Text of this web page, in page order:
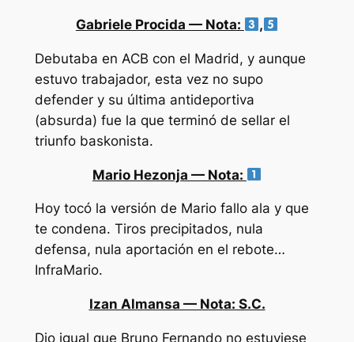
Gabriele Procida — Nota: ,
Debutaba en ACB con el Madrid, y aunque
estuvo trabajador, esta vez no supo
defender y su última antideportiva
(absurda) fue la que terminó de sellar el
triunfo baskonista.
Mario Hezonja — Nota:
Hoy tocó la versión de Mario fallo ala y que
te condena. Tiros precipitados, nula
defensa, nula aportación en el rebote…
InfraMario.
Izan Almansa — Nota: S.C.
Dio igual que Bruno Fernando no estuviese